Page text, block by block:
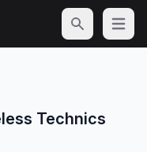
Open
Technics